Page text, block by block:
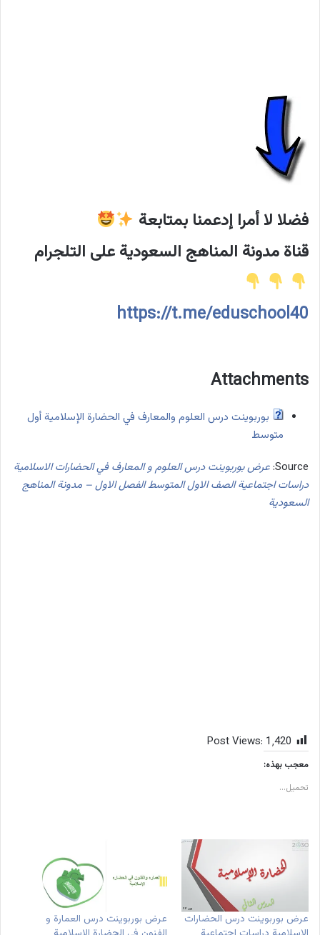
فضلا لا أمرا إدعمنا بمتابعة
قناة مدونة المناهج السعودية على التلجرام
https://t.me/eduschool40
Attachments
بوربوينت درس العلوم والمعارف في الحضارة الإسلامية أول
متوسط
Source: عرض بوربوينت درس العلوم و المعارف في الحضارات الاسلامية
دراسات اجتماعية الصف الاول المتوسط الفصل الاول – مدونة المناهج
السعودية
Post Views: 1٬420
معجب بهذه:
تحميل...
عرض بوربوينت درس الحضارات
عرض بوربوينت درس العمارة و